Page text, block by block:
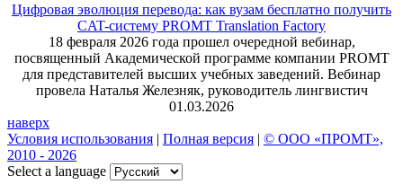
Цифровая эволюция перевода: как вузам бесплатно получить
CAT-систему PROMT Translation Factory
18 февраля 2026 года прошел очередной вебинар,
посвященный Академической программе компании PROMT
для представителей высших учебных заведений. Вебинар
провела Наталья Железняк, руководитель лингвистич
01.03.2026
наверх
Условия использования | Полная версия | © ООО «ПРОМТ»,
2010 - 2026
Select a language